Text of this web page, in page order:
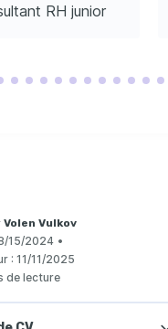
Offert
RH junior
Volen Vulkov
15/2024 •
: 11/11/2025
de lecture